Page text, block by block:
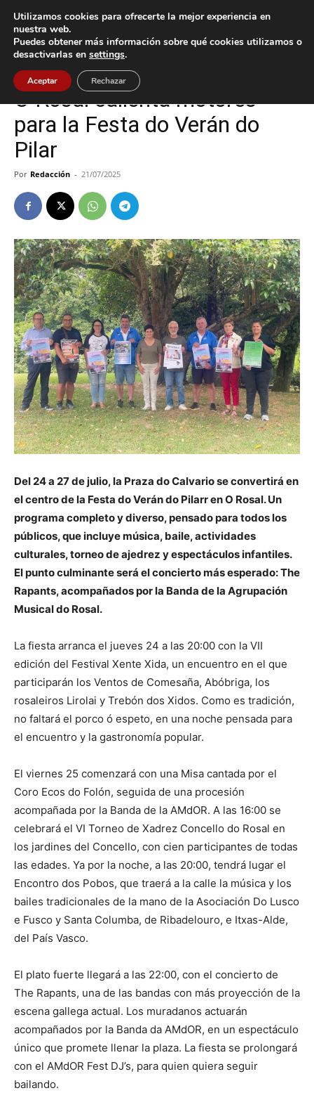
Inicio Cultura / Ocio
Cultura / Ocio O Rosal
O Rosal calienta motores
para la Festa do Verán do
Pilar
Por Redacción - 21/07/2025
Del 24 a 27 de julio, la Praza do Calvario se convertirá en
el centro de la Festa do Verán do Pilarr en O Rosal. Un
programa completo y diverso, pensado para todos los
públicos, que incluye música, baile, actividades
culturales, torneo de ajedrez y espectáculos infantiles.
El punto culminante será el concierto más esperado: The
Rapants, acompañados por la Banda de la Agrupación
Musical do Rosal.
La fiesta arranca el jueves 24 a las 20:00 con la VII
edición del Festival Xente Xida, un encuentro en el que
participarán los Ventos de Comesaña, Abóbriga, los
rosaleiros Lirolai y Trebón dos Xidos. Como es tradición,
no faltará el porco ó espeto, en una noche pensada para
el encuentro y la gastronomía popular.
El viernes 25 comenzará con una Misa cantada por el
Coro Ecos do Folón, seguida de una procesión
acompañada por la Banda de la AMdOR. A las 16:00 se
celebrará el VI Torneo de Xadrez Concello do Rosal en
los jardines del Concello, con cien participantes de todas
las edades. Ya por la noche, a las 20:00, tendrá lugar el
Encontro dos Pobos, que traerá a la calle la música y los
bailes tradicionales de la mano de la Asociación Do Lusco
e Fusco y Santa Columba, de Ribadelouro, e Itxas-Alde,
del País Vasco.
El plato fuerte llegará a las 22:00, con el concierto de
The Rapants, una de las bandas con más proyección de la
escena gallega actual. Los muradanos actuarán
acompañados por la Banda da AMdOR, en un espectáculo
único que promete llenar la plaza. La fiesta se prolongará
con el AMdOR Fest DJ’s, para quien quiera seguir
bailando.
Utilizamos cookies para ofrecerte la mejor experiencia en
nuestra web.
Puedes obtener más información sobre qué cookies utilizamos o
desactivarlas en settings.
Aceptar Rechazar